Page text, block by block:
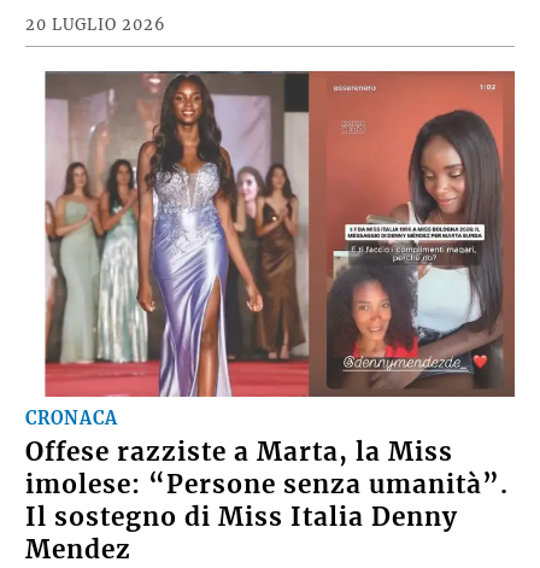
20 LUGLIO 2026
CRONACA
Offese razziste a Marta, la Miss
imolese: “Persone senza umanità”.
Il sostegno di Miss Italia Denny
Mendez